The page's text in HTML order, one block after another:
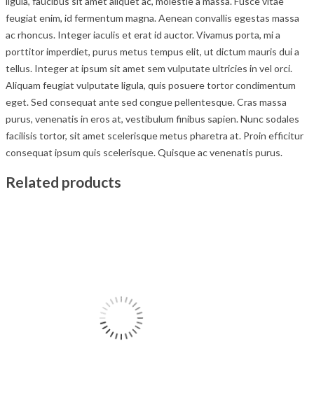
feugiat enim, id fermentum magna. Aenean convallis egestas massa
ac rhoncus. Integer iaculis et erat id auctor. Vivamus porta, mi a
porttitor imperdiet, purus metus tempus elit, ut dictum mauris dui a
tellus. Integer at ipsum sit amet sem vulputate ultricies in vel orci.
Aliquam feugiat vulputate ligula, quis posuere tortor condimentum
eget. Sed consequat ante sed congue pellentesque. Cras massa
purus, venenatis in eros at, vestibulum finibus sapien. Nunc sodales
facilisis tortor, sit amet scelerisque metus pharetra at. Proin efficitur
consequat ipsum quis scelerisque. Quisque ac venenatis purus.
Related products